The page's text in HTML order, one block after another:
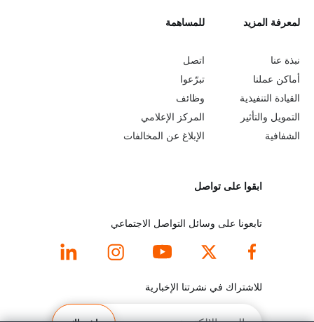
L
e
a
r
n
o
لمعرفة المزيد
نبذة عنا
أماكن عملنا
القيادة التنفيذية
التمويل والتأثير
الشفافية
G
o
b
e
y
n
d
f
o
o
للمساهمة
اتصل
تبرّعوا
وظائف
المركز الإعلامي
الإبلاغ عن المخالفات
ابقوا على تواصل
تابعونا على وسائل التواصل الاجتماعي
للاشتراك في نشرتنا الإخبارية
البريد